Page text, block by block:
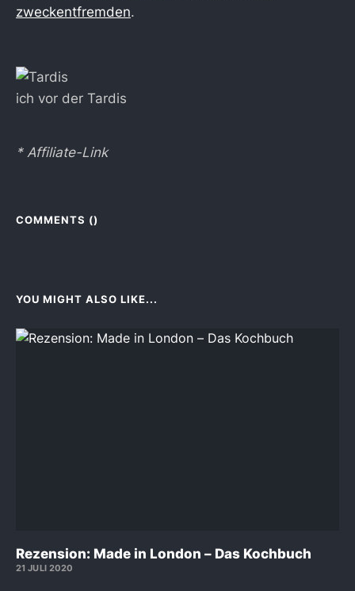
zweckentfremden.
ich vor der Tardis
* Affiliate-Link
COMMENTS ()
YOU MIGHT ALSO LIKE...
Rezension: Made in London – Das Kochbuch
21 JULI 2020